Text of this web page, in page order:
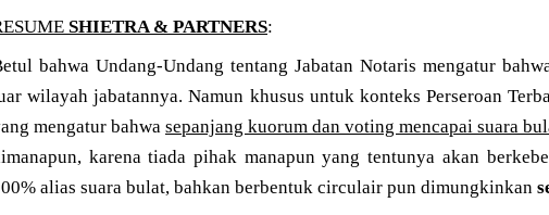
SHIETRA & PARTNERS:
bahwa Undang-Undang tentang Jabatan Notaris mengatur
wilayah jabatannya. Namun khusus untuk konteks Perseroan
mengatur bahwa sepanjang kuorum dan voting mencapai suara
karena tiada pihak manapun yang tentunya akan
alias suara bulat, bahkan berbentuk circulair pun dimungkinkan